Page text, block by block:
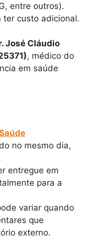
entre outros).
ter custo adicional.
José Cláudio
, médico do
em saúde
no mesmo dia,
entregue em
para a
variar quando
que
externo.